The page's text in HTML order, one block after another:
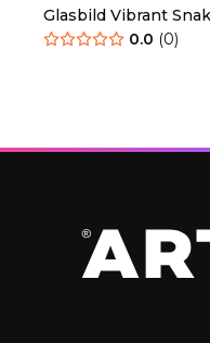
Glasbild Vibrant
0.0 (0)